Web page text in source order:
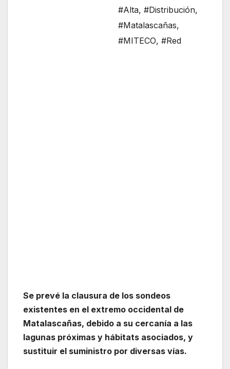
#Alta, #Distribución,
#Matalascañas,
#MITECO, #Red
Se prevé la clausura de los sondeos
existentes en el extremo occidental de
Matalascañas, debido a su cercanía a las
lagunas próximas y hábitats asociados, y
sustituir el suministro por diversas vías.